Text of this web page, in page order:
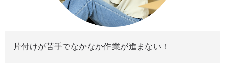
片付けが苦手でなかなか作業が進まない！